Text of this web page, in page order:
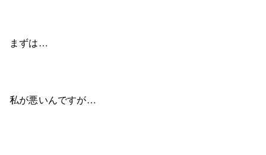
まずは…
私が悪いんですが…